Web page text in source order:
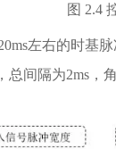
图 2.4
左右的时基
总间隔为2ms，